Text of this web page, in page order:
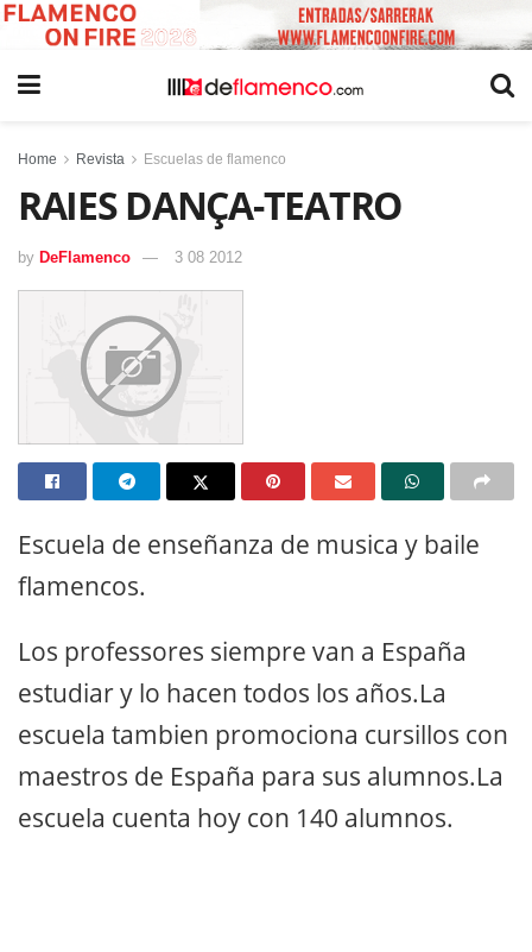
Home Revista Escuelas de flamenco
RAIES DANÇA-TEATRO
by DeFlamenco 3 08 2012
Escuela de enseñanza de musica y baile
flamencos.
Los professores siempre van a España
estudiar y lo hacen todos los años.La
escuela tambien promociona cursillos con
maestros de España para sus alumnos.La
escuela cuenta hoy con 140 alumnos.